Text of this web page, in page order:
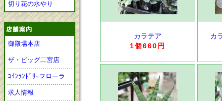
切り花の水やり
御殿場本店
ザ・ビッグ二宮店
ｺｲﾝﾗﾝﾄﾞﾘｰフローラ
求人情報
カラテア
1個660円
カ